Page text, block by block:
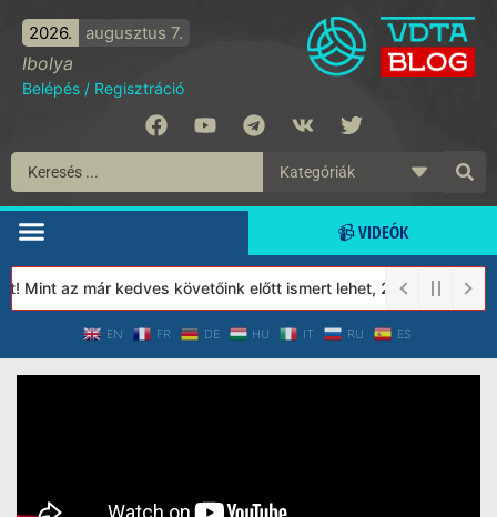
2026. augusztus 7.
Ibolya
Belépés / Regisztráció
📹 VIDEÓK
az már kedves követőink előtt ismert lehet, 2023-tól a
EN FR DE HU IT RU ES